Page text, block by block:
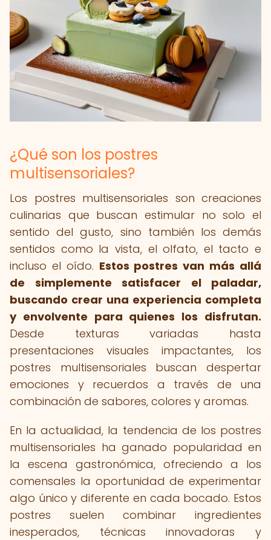
¿Qué son los postres
multisensoriales?
Los postres multisensoriales son creaciones
culinarias que buscan estimular no solo el
sentido del gusto, sino también los demás
sentidos como la vista, el olfato, el tacto e
incluso el oído. Estos postres van más allá
de simplemente satisfacer el paladar,
buscando crear una experiencia completa
y envolvente para quienes los disfrutan.
Desde texturas variadas hasta
presentaciones visuales impactantes, los
postres multisensoriales buscan despertar
emociones y recuerdos a través de una
combinación de sabores, colores y aromas.
En la actualidad, la tendencia de los postres
multisensoriales ha ganado popularidad en
la escena gastronómica, ofreciendo a los
comensales la oportunidad de experimentar
algo único y diferente en cada bocado. Estos
postres suelen combinar ingredientes
inesperados, técnicas innovadoras y